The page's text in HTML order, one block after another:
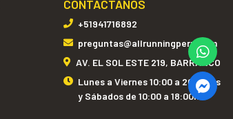
CONTÁCTANOS
+51941716892
preguntas@allrunningperu.com
AV. EL SOL ESTE 219, BARRANCO
Lunes a Viernes 10:00 a 20:00hrs
y Sábados de 10:00 a 18:00hrs